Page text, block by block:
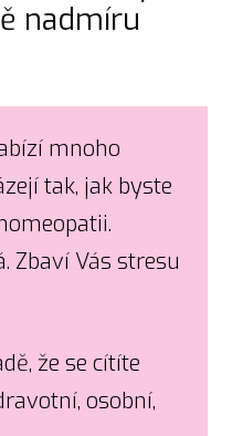
nadmíru
mnoho
tak, jak byste
Zbaví Vás stresu
že se cítíte
osobní,